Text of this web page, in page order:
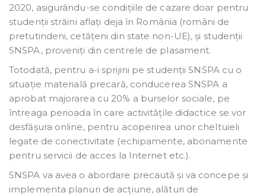
2020, asigurându-se condițiile de cazare doar pentru
studenții străini aflați deja în România (români de
pretutindeni, cetățeni din state non-UE), și studenții
SNSPA, proveniți din centrele de plasament.
Totodată, pentru a-i sprijini pe studenții SNSPA cu o
situație materială precară, conducerea SNSPA a
aprobat majorarea cu 20% a burselor sociale, pe
întreaga perioada în care activitățile didactice se vor
desfășura online, pentru acoperirea unor cheltuieli
legate de conectivitate (echipamente, abonamente
pentru servicii de acces la Internet etc.).
SNSPA va avea o abordare precaută și va concepe și
implementa planuri de acțiune, alături de